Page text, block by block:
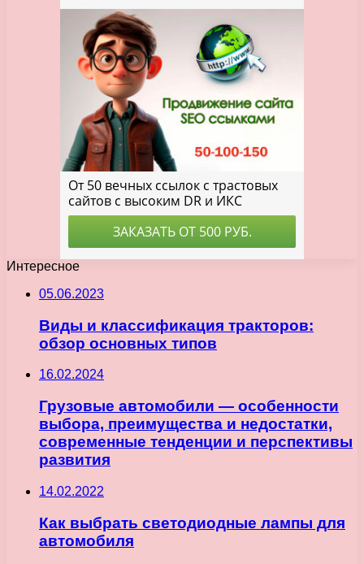
Интересное
05.06.2023
Виды и классификация тракторов:
обзор основных типов
16.02.2024
Грузовые автомобили — особенности
выбора, преимущества и недостатки,
современные тенденции и перспективы
развития
14.02.2022
Как выбрать светодиодные лампы для
автомобиля